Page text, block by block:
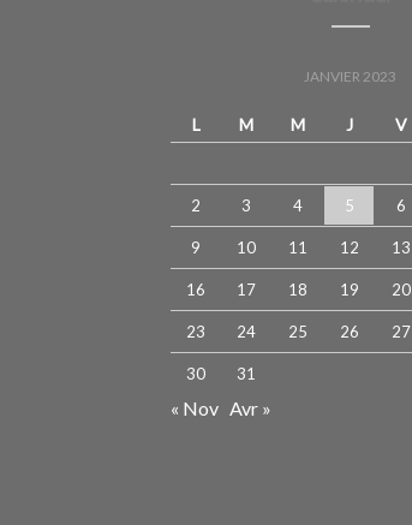
JANVIER 2023
L M M J V
2 3 4 5 6
9 10 11 12 13
16 17 18 19 20
23 24 25 26 27
30 31
« Nov Avr »